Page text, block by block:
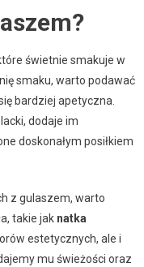
świetnie smakuje w
smaku, warto podawać
bardziej apetyczna.
dodaje im
doskonałym posiłkiem
z gulaszem, warto
takie jak natka
estetycznych, ale i
mu świeżości oraz